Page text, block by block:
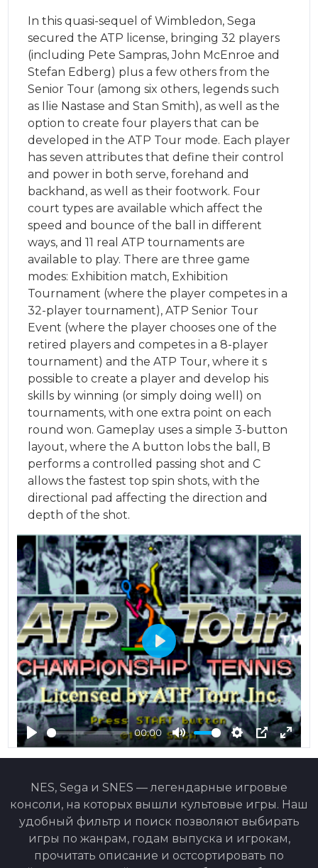
In this quasi-sequel of Wimbledon, Sega
secured the ATP license, bringing 32 players
(including Pete Sampras, John McEnroe and
Stefan Edberg) plus a few others from the
Senior Tour (among six others, legends such
as Ilie Nastase and Stan Smith), as well as the
option to create four players that can be
developed in the ATP Tour mode. Each player
has seven attributes that define their control
and power in both serve, forehand and
backhand, as well as their footwork. Four
court types are available which affect the
speed and bounce of the ball in different
ways, and 11 real ATP tournaments are
available to play. There are three game
modes: Exhibition match, Exhibition
Tournament (where the player competes in a
32-player tournament), ATP Senior Tour
Event (where the player chooses one of the
retired players and competes in a 8-player
tournament) and the ATP Tour, where it s
possible to create a player and develop his
skills by winning (or simply doing well) on
tournaments, with one extra point on each
round won. Gameplay uses a simple 3-button
layout, where the A button lobs the ball, B
performs a controlled passing shot and C
allows the fastest top spin shots, with the
directional pad affecting the direction and
depth of the shot.
Play
00:00
Mute Settings
PIP Enter
Play
NES, Sega и SNES — легендарные игровые
консоли, на которых вышли культовые игры. Наш
удобный фильтр и поиск позволяют выбирать
игры по жанрам, годам выпуска и игрокам,
прочитать описание и остсортировать по